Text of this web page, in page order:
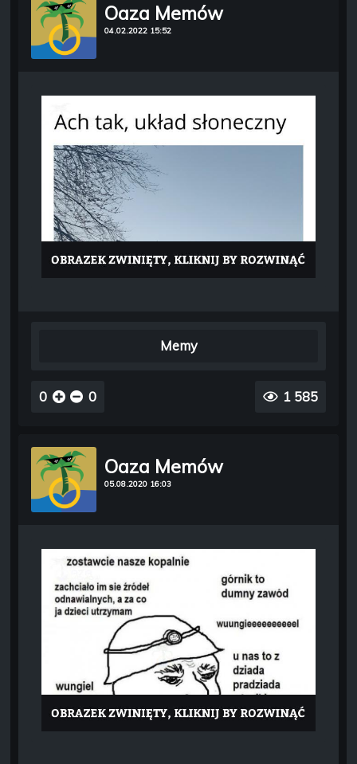
Oaza Memów
04.02.2022 15:52
Memy
0 0 1 585
Oaza Memów
05.08.2020 16:03